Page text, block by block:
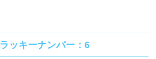
ラッキーナンバー：6